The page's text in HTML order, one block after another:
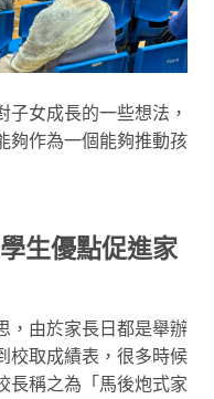
女成長的一些想法，
夠作為一個能夠推動孩
生優點促進家
，由於家長日都是舉辦
校取成績表，很多時候
長稱之為「馬後炮式家